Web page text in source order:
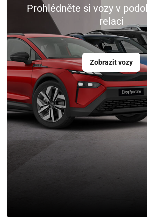
Prohlédněte si vozy v
relaci
Zobrazit vozy